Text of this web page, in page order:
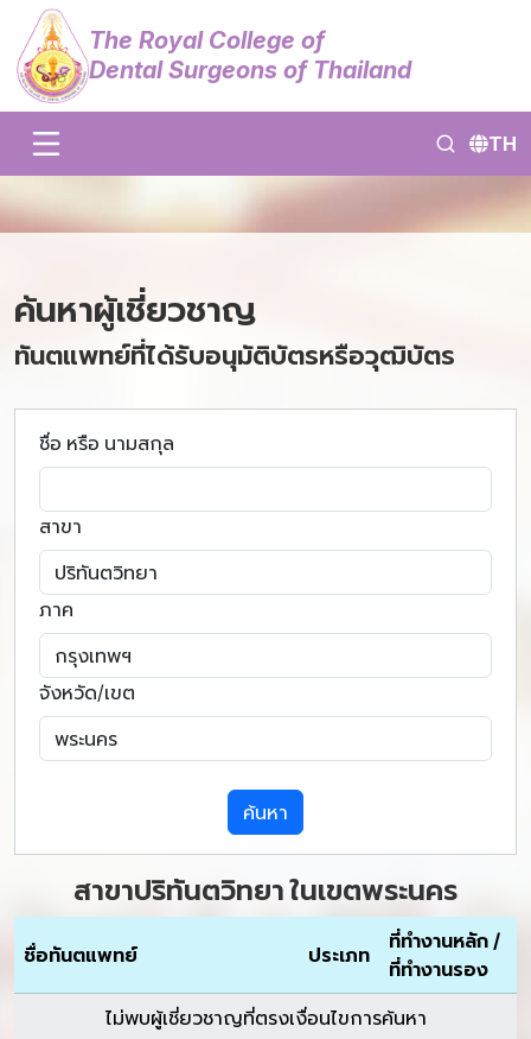
The Royal College of
Dental Surgeons of Thailand
TH
ค้นหาผู้เชี่ยวชาญ
ทันตแพทย์ที่ได้รับอนุมัติบัตรหรือวุฒิบัตร
ชื่อ หรือ นามสกุล
สาขา
ภาค
จังหวัด/เขต
ค้นหา
สาขาปริทันตวิทยา ในเขตพระนคร
ชื่อทันตแพทย์ ประเภท
ที่ทำงานหลัก /
ที่ทำงานรอง
ไม่พบผู้เชี่ยวชาญที่ตรงเงื่อนไขการค้นหา